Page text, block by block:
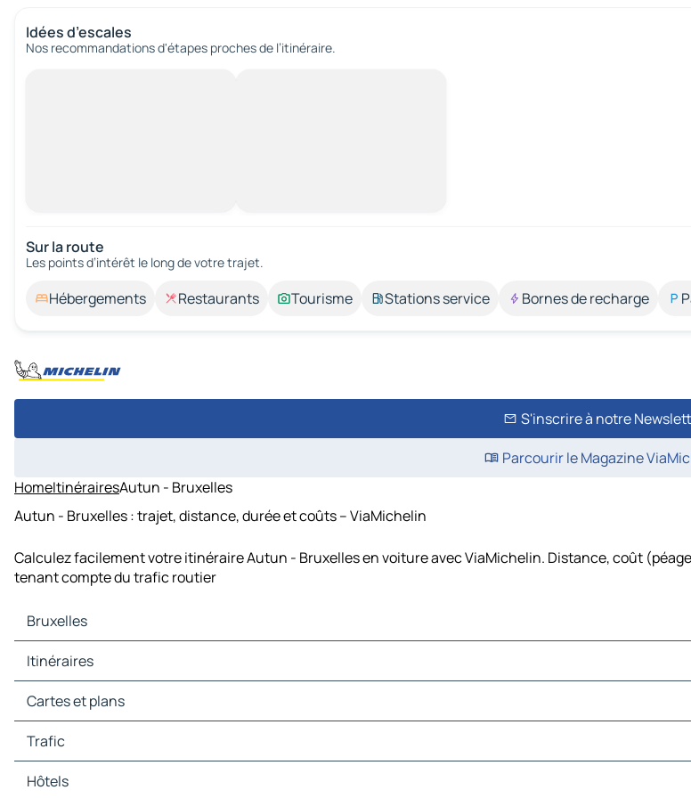
Idées d’escales
Nos recommandations d'étapes proches de l’itinéraire.
Sur la route
Les points d’intérêt le long de votre trajet.
Hébergements Restaurants Tourisme Stations service Bornes de recharge
S'inscrire à notre
Parcourir le Magazine
HomeItinérairesAutun - Bruxelles
Autun - Bruxelles : trajet, distance, durée et coûts – ViaMichelin
Calculez facilement votre itinéraire Autun - Bruxelles en voiture avec ViaMichelin. Distance, coût
tenant compte du trafic routier
Bruxelles
Bruxelles Cartes et plans
Bruxelles Trafic
Bruxelles Hôtels
Bruxelles Restaurants
Bruxelles Stations-service
Itinéraires
Itinéraires Bruxelles - Anvers
Itinéraires Bruxelles - Rotterdam
Itinéraires Bruxelles - La Haye
Itinéraires Bruxelles - Amsterdam
Itinéraires Bruxelles - Düsseldorf
Itinéraires Bruxelles - Cologne
Cartes et plans
Cartes et plans Anvers
Cartes et plans Rotterdam
Cartes et plans La Haye
Cartes et plans Amsterdam
Trafic
Trafic Anvers
Trafic Rotterdam
Hôtels